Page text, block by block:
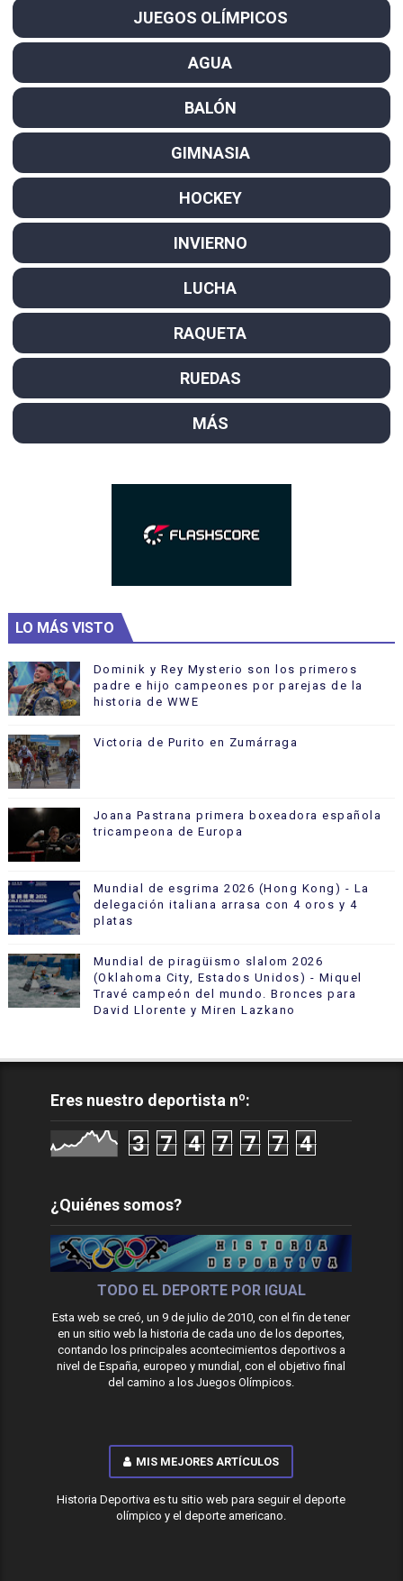
JUEGOS OLÍMPICOS
AGUA
BALÓN
GIMNASIA
HOCKEY
INVIERNO
LUCHA
RAQUETA
RUEDAS
MÁS
LO MÁS VISTO
Dominik y Rey Mysterio son los primeros
padre e hijo campeones por parejas de la
historia de WWE
Victoria de Purito en Zumárraga
Joana Pastrana primera boxeadora española
tricampeona de Europa
Mundial de esgrima 2026 (Hong Kong) - La
delegación italiana arrasa con 4 oros y 4
platas
Mundial de piragüismo slalom 2026
(Oklahoma City, Estados Unidos) - Miquel
Travé campeón del mundo. Bronces para
David Llorente y Miren Lazkano
Eres nuestro deportista nº:
3 7 4 7 7 7 4
¿Quiénes somos?
TODO EL DEPORTE POR IGUAL
Esta web se creó, un 9 de julio de 2010, con el fin de tener
en un sitio web la historia de cada uno de los deportes,
contando los principales acontecimientos deportivos a
nivel de España, europeo y mundial, con el objetivo final
del camino a los Juegos Olímpicos.
MIS MEJORES ARTÍCULOS
Historia Deportiva es tu sitio web para seguir el deporte
olímpico y el deporte americano.